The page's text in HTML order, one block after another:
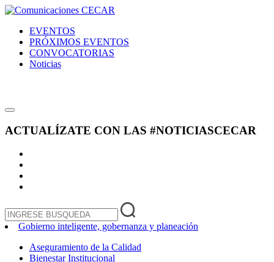
EVENTOS
PRÓXIMOS EVENTOS
CONVOCATORIAS
Noticias
ACTUALÍZATE CON LAS #NOTICIASCECAR
Gobierno inteligente, gobernanza y planeación
Aseguramiento de la Calidad
Bienestar Institucional